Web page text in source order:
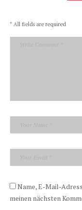
* All fields are required
Name, E-Mail-
meinen nächsten